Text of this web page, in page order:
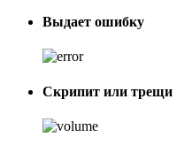
Выдает ошибку
Скрипит или трещи